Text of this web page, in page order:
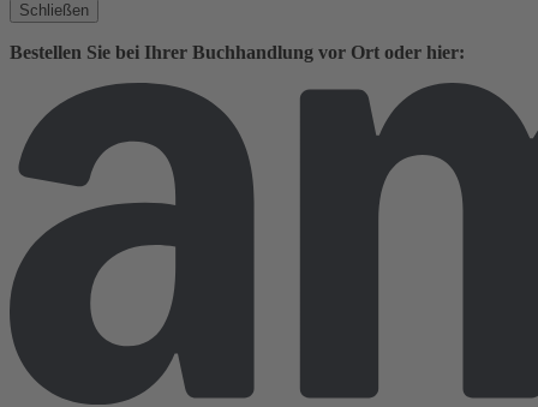
Schließen
Bestellen Sie bei Ihrer Buchhandlung vor Ort oder hier: